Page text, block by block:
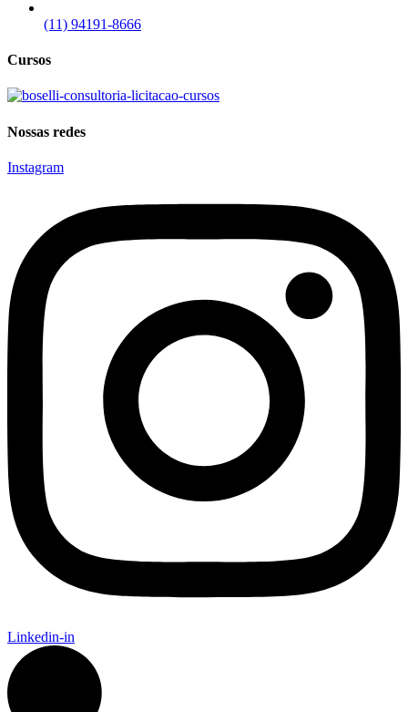
(11) 94191-8666
Cursos
Nossas redes
Instagram
Linkedin-in